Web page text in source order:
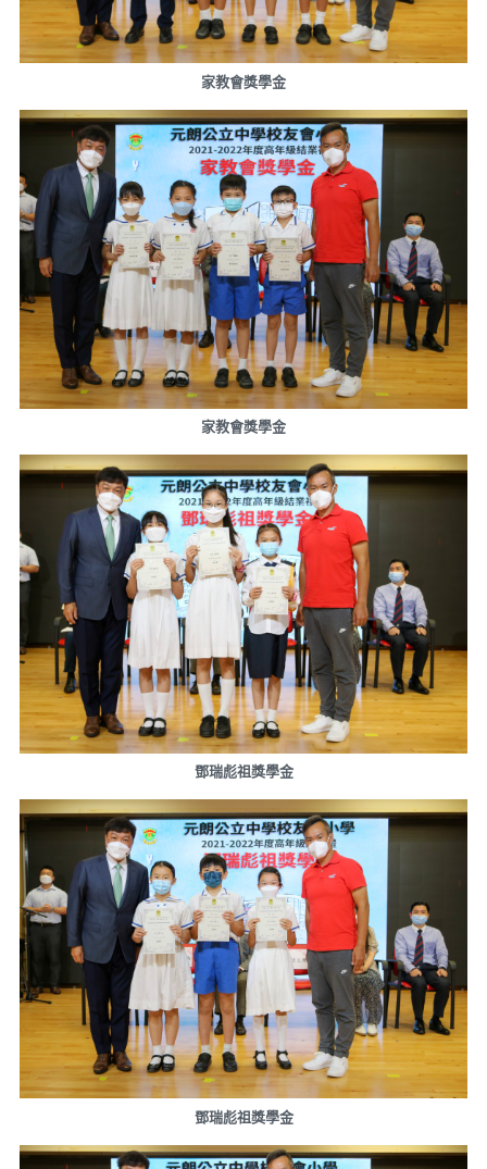
家教會獎學金
家教會獎學金
鄧瑞彪祖獎學金
鄧瑞彪祖獎學金